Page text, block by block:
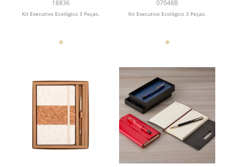
Peças
18836
Kit Executivo Ecológico 3 Peças.
Peças
07048B
Kit Executivo Ecológico 3 Peças.